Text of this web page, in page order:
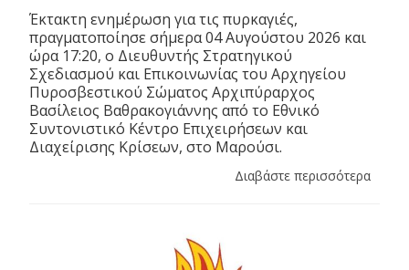
Έκτακτη ενημέρωση για τις πυρκαγιές,
πραγματοποίησε σήμερα 04 Αυγούστου 2026 και
ώρα 17:20, ο Διευθυντής Στρατηγικού
Σχεδιασμού και Επικοινωνίας του Αρχηγείου
Πυροσβεστικού Σώματος Αρχιπύραρχος
Βασίλειος Βαθρακογιάννης από το Εθνικό
Συντονιστικό Κέντρο Επιχειρήσεων και
Διαχείρισης Κρίσεων, στο Μαρούσι.
Διαβάστε περισσότερα